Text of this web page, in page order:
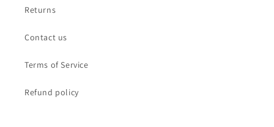
Returns
Contact us
Terms of Service
Refund policy